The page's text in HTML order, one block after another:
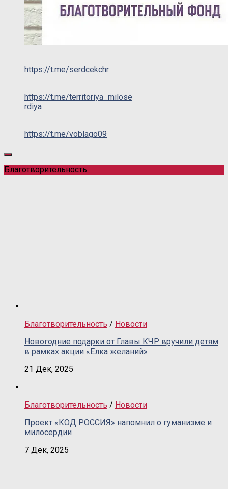
https://t.me/serdcekchr
https://t.me/territoriya_milose
rdiya
https://t.me/voblago09
Благотворительность
Благотворительность / Новости
Новогодние подарки от Главы КЧР вручили детям
в рамках акции «Елка желаний»
21 Дек, 2025
Благотворительность / Новости
Проект «КОД РОССИЯ» напомнил о гуманизме и
милосердии
7 Дек, 2025